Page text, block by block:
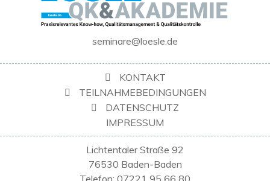
seminare@loesle.de
KONTAKT
TEILNAHMEBEDINGUNGEN
DATENSCHUTZ
IMPRESSUM
Lichtentaler Straße 92
76530 Baden-Baden
Telefon: 07221 95 66 80